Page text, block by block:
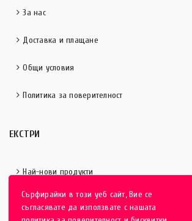
Сърфирайки в този уеб сайт, Вие се
съгласявате да използвате с нашата
За нас
Доставка и плащане
Общи условия
Политика за поверителност
ЕКСТРИ
Най-нови продукти
Отличени продукти